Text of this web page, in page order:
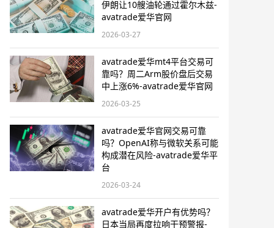
伊朗让10艘油轮通过霍尔木兹-
avatrade爱华官网
2026-03-27
avatrade爱华mt4平台交易可
靠吗？周二Arm股价盘后交易
中上涨6%-avatrade爱华官网
2026-03-25
avatrade爱华官网交易可靠
吗？OpenAI称与微软关系可能
构成潜在风险-avatrade爱华平
台
2026-03-24
avatrade爱华开户有优势吗？
日本当局再度拉响干预警报​-